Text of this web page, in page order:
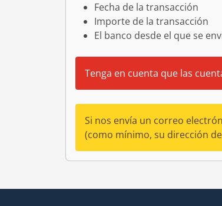
Fecha de la transacción
Importe de la transacción
El banco desde el que se
Tenga en cuenta que las
Si nos envía un correo
(como mínimo, su dirección